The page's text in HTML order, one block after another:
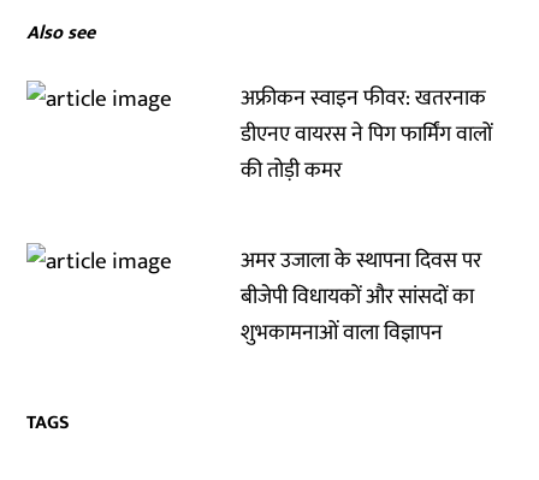
Also see
अफ्रीकन स्वाइन फीवर: खतरनाक
डीएनए वायरस ने पिग फार्मिंग वालों
की तोड़ी कमर
अमर उजाला के स्थापना दिवस पर
बीजेपी विधायकों और सांसदों का
शुभकामनाओं वाला विज्ञापन
TAGS